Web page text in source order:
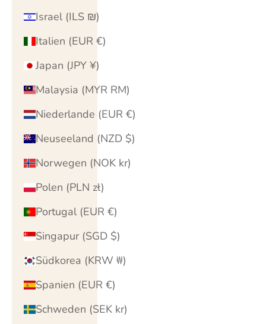
Israel (ILS ₪)
Italien (EUR €)
Japan (JPY ¥)
Malaysia (MYR RM)
Niederlande (EUR €)
Neuseeland (NZD $)
Norwegen (NOK kr)
Polen (PLN zł)
Portugal (EUR €)
Singapur (SGD $)
Südkorea (KRW ₩)
Spanien (EUR €)
Schweden (SEK kr)